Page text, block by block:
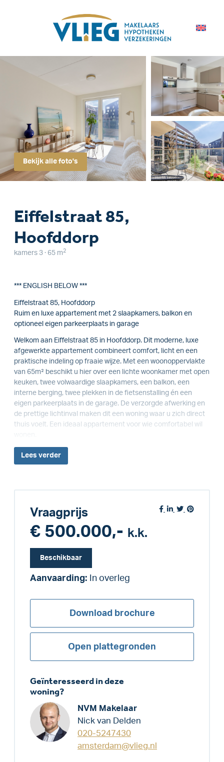
Bekijk alle foto's
Eiffelstraat 85,
Hoofddorp
kamers 3 · 65 m 2
*** ENGLISH BELOW ***
Eiffelstraat 85, Hoofddorp
Ruim en luxe appartement met 2 slaapkamers, balkon en
optioneel eigen parkeerplaats in garage
Welkom aan Eiffelstraat 85 in Hoofddorp. Dit moderne, luxe
afgewerkte appartement combineert comfort, licht en een
praktische indeling op fraaie wijze. Met een woonoppervlakte
van 65m² beschikt u hier over een lichte woonkamer met open
keuken, twee volwaardige slaapkamers, een balkon, een
interne berging, twee plekken in de fietsenstalling én een
eigen parkeerplaats in de garage. De verzorgde afwerking en
de prettige lichtinval maken dit een woning waar u zich direct
thuis voelt. Een ideaal appartement voor wie comfortabel wil
Lees verder
Vraagprijs
€ 500.000,- k.k.
Beschikbaar
Aanvaarding: In overleg
Download brochure
Open plattegronden
Geïnteresseerd in deze
woning?
NVM Makelaar
Nick van Delden
020-5247430
amsterdam@vlieg.nl